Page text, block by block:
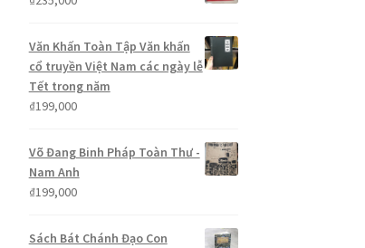
Văn Khấn Toàn Tập Văn khấn
cổ truyền Việt Nam các ngày lễ
Tết trong năm
₫199,000
Võ Đang Binh Pháp Toàn Thư -
Nam Anh
₫199,000
Sách Bát Chánh Đạo Con